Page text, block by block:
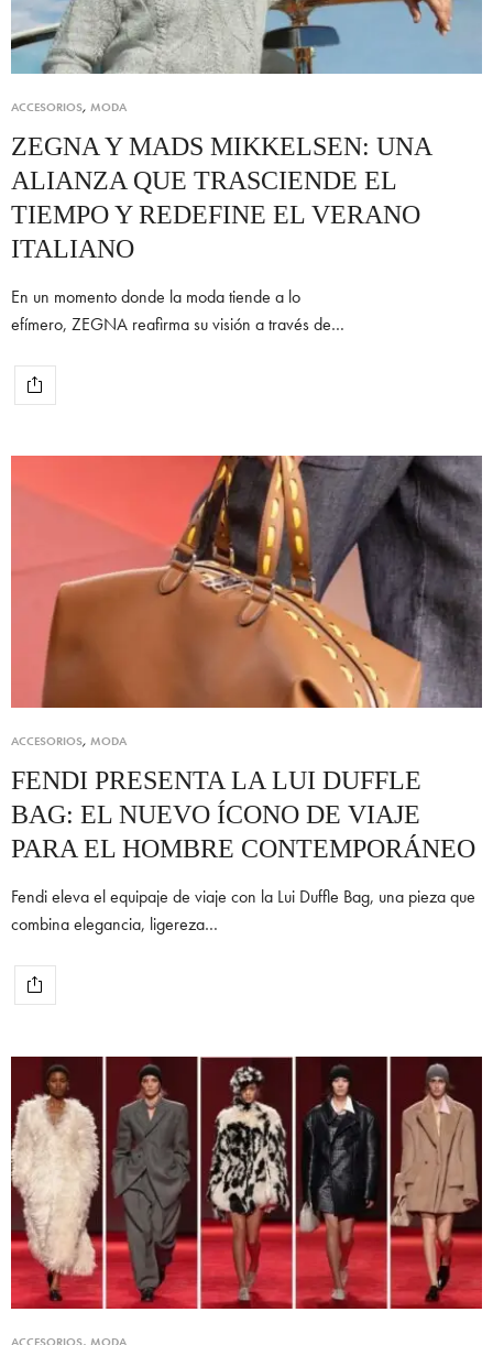
ACCESORIOS, MODA
ZEGNA Y MADS MIKKELSEN: UNA
ALIANZA QUE TRASCIENDE EL
TIEMPO Y REDEFINE EL VERANO
ITALIANO
En un momento donde la moda tiende a lo
efímero, ZEGNA reafirma su visión a través de…
ACCESORIOS, MODA
FENDI PRESENTA LA LUI DUFFLE
BAG: EL NUEVO ÍCONO DE VIAJE
PARA EL HOMBRE CONTEMPORÁNEO
Fendi eleva el equipaje de viaje con la Lui Duffle Bag, una pieza que
combina elegancia, ligereza…
ACCESORIOS, MODA